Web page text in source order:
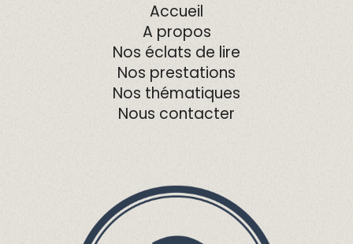
Accueil
A propos
Nos éclats de lire
Nos prestations
Nos thématiques
Nous contacter